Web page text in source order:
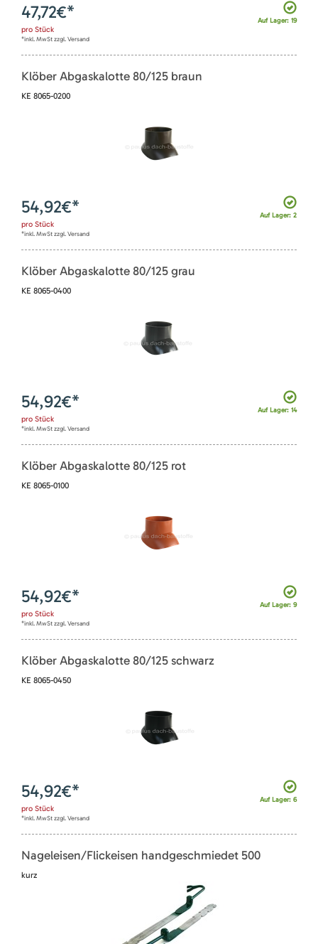
Auf Lager: 19
47,72€*
pro Stück
*inkl. MwSt zzgl. Versand
Klöber Abgaskalotte 80/125 braun
KE 8065-0200
Auf Lager: 2
54,92€*
pro Stück
*inkl. MwSt zzgl. Versand
Klöber Abgaskalotte 80/125 grau
KE 8065-0400
Auf Lager: 14
54,92€*
pro Stück
*inkl. MwSt zzgl. Versand
Klöber Abgaskalotte 80/125 rot
KE 8065-0100
Auf Lager: 9
54,92€*
pro Stück
*inkl. MwSt zzgl. Versand
Klöber Abgaskalotte 80/125 schwarz
KE 8065-0450
Auf Lager: 6
54,92€*
pro Stück
*inkl. MwSt zzgl. Versand
Nageleisen/Flickeisen handgeschmiedet 500
kurz